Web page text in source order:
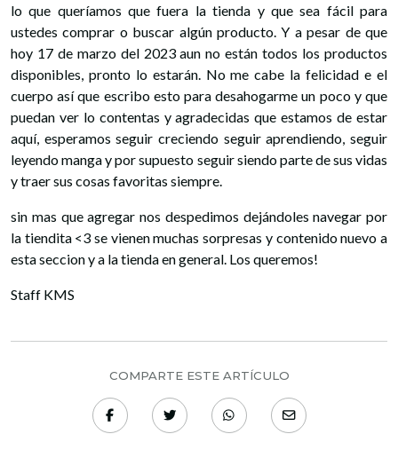
lo que queríamos que fuera la tienda y que sea fácil para
ustedes comprar o buscar algún producto. Y a pesar de que
hoy 17 de marzo del 2023 aun no están todos los productos
disponibles, pronto lo estarán. No me cabe la felicidad e el
cuerpo así que escribo esto para desahogarme un poco y que
puedan ver lo contentas y agradecidas que estamos de estar
aquí, esperamos seguir creciendo seguir aprendiendo, seguir
leyendo manga y por supuesto seguir siendo parte de sus vidas
y traer sus cosas favoritas siempre.
sin mas que agregar nos despedimos dejándoles navegar por
la tiendita <3 se vienen muchas sorpresas y contenido nuevo a
esta seccion y a la tienda en general. Los queremos!
Staff KMS
COMPARTE ESTE ARTÍCULO